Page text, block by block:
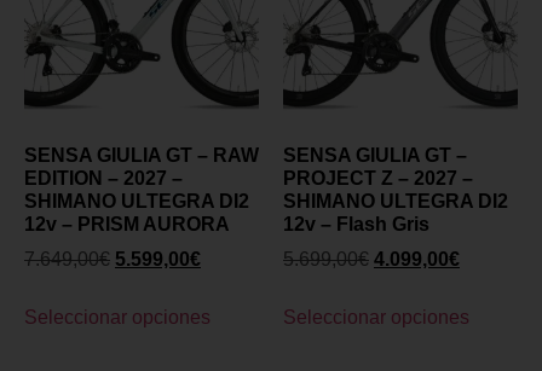
SENSA GIULIA GT – RAW
EDITION – 2027 –
SHIMANO ULTEGRA DI2
12v – PRISM AURORA
7.649,00€ 5.599,00€
Seleccionar opciones
SENSA GIULIA GT –
PROJECT Z – 2027 –
SHIMANO ULTEGRA DI2
12v – Flash Gris
5.699,00€ 4.099,00€
Seleccionar opciones